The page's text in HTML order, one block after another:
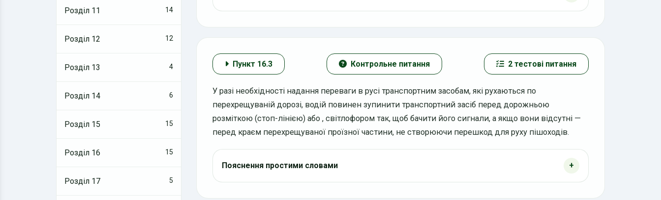
Розділ 11 14
Розділ 12 12
Розділ 13 4
Розділ 14 6
Розділ 15 15
Розділ 16 15
Розділ 17 5
Пункт 16.3 Контрольне питання 2 тестові питання
У разі необхідності надання переваги в русі транспортним засобам, які рухаються по
перехрещуваній дорозі, водій повинен зупинити транспортний засіб перед дорожньою
розміткою (стоп-лінією) або , світлофором так, щоб бачити його сигнали, а якщо вони відсутні —
перед краєм перехрещуваної проїзної частини, не створюючи перешкод для руху пішоходів.
Пояснення простими словами